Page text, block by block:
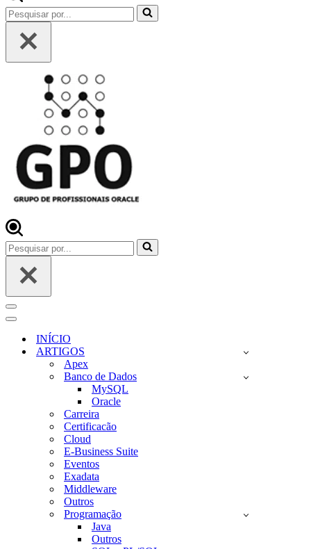
Pesquisar
por...
Pesquisar
por...
Menu
de
navegação
Menu
navegaçãoINÍCIO
ARTIGOS
Apex
Banco de Dados
MySQL
Oracle
Carreira
Certificacão
Cloud
E-Business Suite
Eventos
Exadata
Middleware
Outros
Programação
Java
Outros